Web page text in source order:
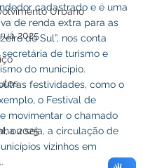
Urbano
2025
2025
cadastrado e é uma
de renda extra para as
do Sul”, nos conta
secretária de turismo e
do município.
festividades, como o
o Festival de
movimentar o chamado
ou seja, a circulação de
vizinhos em